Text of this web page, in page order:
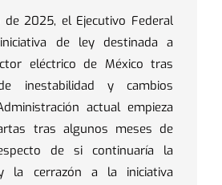
2025, el Ejecutivo Federal
de ley destinada a
eléctrico de México tras
inestabilidad y cambios
actual empieza
tras algunos meses de
de si continuaría la
la cerrazón a la iniciativa